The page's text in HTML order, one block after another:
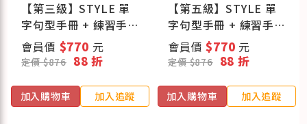
【第三級】STYLE 單
字句型手冊 + 練習手
冊 + Practice Test (C
版) + 兒童單字測驗本
會員價 $770 元
定價 $876 88 折
加入購物車 加入追蹤
【第五級】STYLE 單
字句型手冊 + 練習手
冊 + Practice Test (C
版) + 兒童單字測驗本
會員價$770 元
定價 $876 88 折
加入購物車 加入追蹤